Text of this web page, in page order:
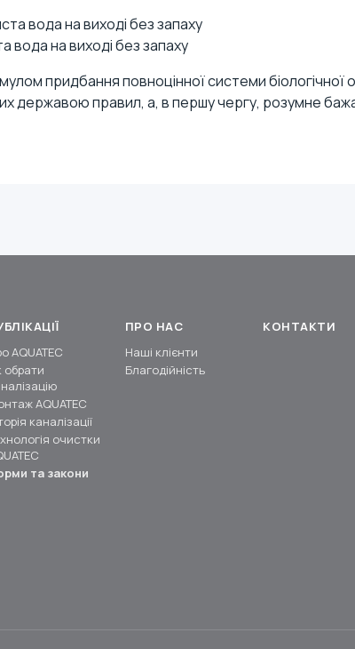
вода на виході без запаху
придбання повноцінної системи біологічної
державою правил, а, в першу чергу, розумне
AQUATEC
обрати
AQUATEC
каналізації
очистки
та закони
ПРО НАС
Наші клієнти
Благодійність
КОНТАКТИ